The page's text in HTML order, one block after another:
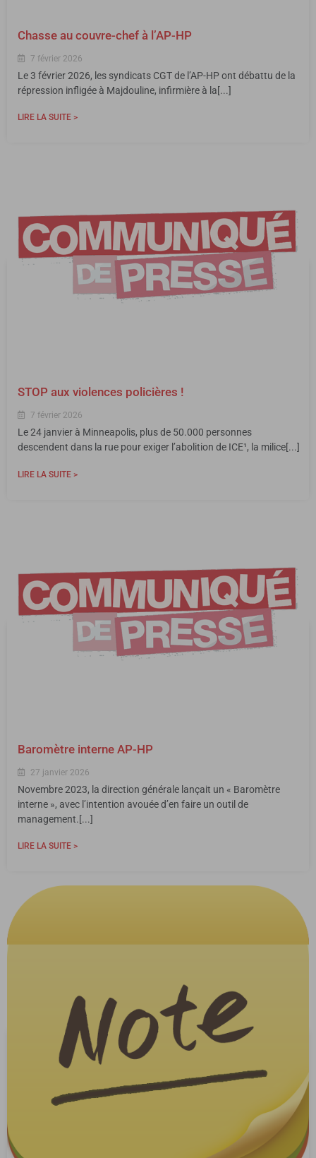
Chasse au couvre-chef à l’AP-HP
7 février 2026
Le 3 février 2026, les syndicats CGT de l’AP-HP ont débattu de la
répression infligée à Majdouline, infirmière à la[...]
LIRE LA SUITE >
STOP aux violences policières !
7 février 2026
Le 24 janvier à Minneapolis, plus de 50.000 personnes
descendent dans la rue pour exiger l’abolition de ICE¹, la milice[...]
LIRE LA SUITE >
Baromètre interne AP-HP
27 janvier 2026
Novembre 2023, la direction générale lançait un « Baromètre
interne », avec l’intention avouée d’en faire un outil de
management.[...]
LIRE LA SUITE >